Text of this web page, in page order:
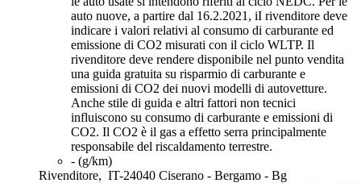
auto nuove, a partire dal 16.2.2021, iI rivenditore deve
indicare i valori relativi al consumo di carburante ed
emissione di CO2 misurati con il ciclo WLTP. Il
rivenditore deve rendere disponibile nel punto vendita
una guida gratuita su risparmio di carburante e
emissioni di CO2 dei nuovi modelli di autovetture.
Anche stile di guida e altri fattori non tecnici
influiscono su consumo di carburante e emissioni di
CO2. Il CO2 è il gas a effetto serra principalmente
responsabile del riscaldamento terrestre.
- (g/km)
Rivenditore, IT-24040 Ciserano - Bergamo - Bg